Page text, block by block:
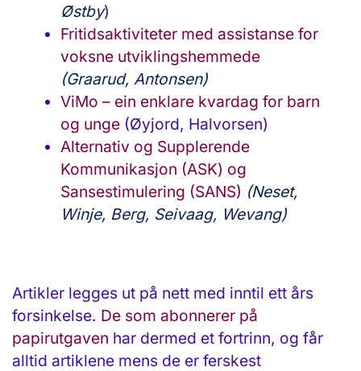
Østby)
Fritidsaktiviteter med assistanse for
voksne utviklingshemmede
(Graarud, Antonsen)
ViMo – ein enklare kvardag for barn
og unge (Øyjord, Halvorsen)
Alternativ og Supplerende
Kommunikasjon (ASK) og
Sansestimulering (SANS) (Neset,
Winje, Berg, Seivaag, Wevang)
Artikler legges ut på nett med inntil ett års
forsinkelse. De som abonnerer på
papirutgaven har dermed et fortrinn, og får
alltid artiklene mens de er ferskest